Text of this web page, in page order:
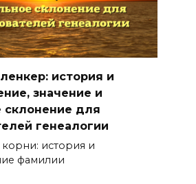
история и
значение и
склонение для
генеалогии
история и
фамилии